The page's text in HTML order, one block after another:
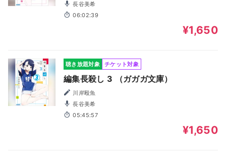
長谷美希
06:02:39
¥1,650
聴き放題対象 チケット対象
編集長殺し 3 （ガガガ文庫）
川岸殴魚
長谷美希
05:45:57
¥1,650